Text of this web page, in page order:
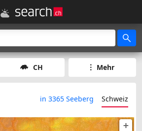
CH Mehr
in 3365 Seeberg Schweiz
+